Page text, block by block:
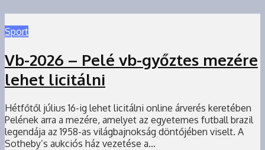
Sport
Vb-2026 – Pelé vb-győztes mezére
lehet licitálni
Hétfőtől július 16-ig lehet licitálni online árverés keretében
Pelének arra a mezére, amelyet az egyetemes futball brazil
legendája az 1958-as világbajnokság döntőjében viselt. A
Sotheby’s aukciós ház vezetése a...